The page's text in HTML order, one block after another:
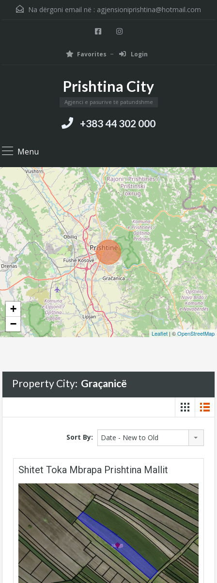
Na dërgoni email në : agjensioniprishtina@hotmail.com
Favorites Login
Prishtina City
Agjenci e pasurive të patundshme
+383 44 302 000
Menu
+
−
Leaflet | ©OpenStreetMap
Property City: Graçanicë
Sort By: Date - New to Old
Shitet Toka Mbrapa Prishtina Mallit